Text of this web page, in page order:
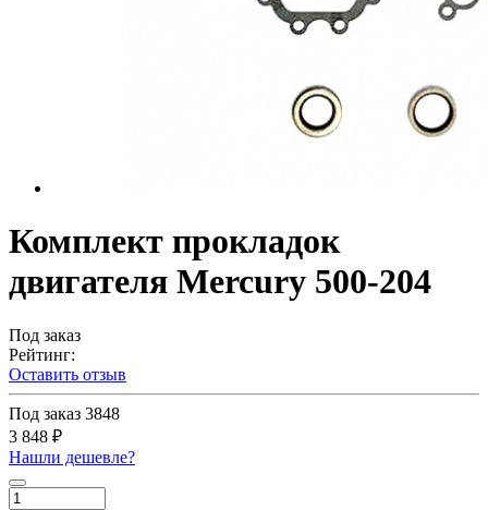
Комплект прокладок
двигателя Mercury 500-204
Под заказ
Рейтинг:
Оставить отзыв
Под заказ 3848
3 848 ₽
Нашли дешевле?